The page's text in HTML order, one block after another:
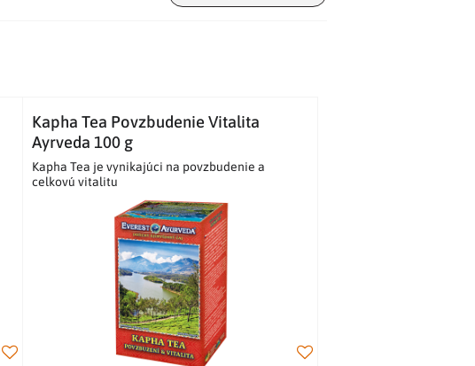
Kapha Tea Povzbudenie Vitalita
Ayrveda 100 g
Kapha Tea je vynikajúci na povzbudenie a
celkovú vitalitu